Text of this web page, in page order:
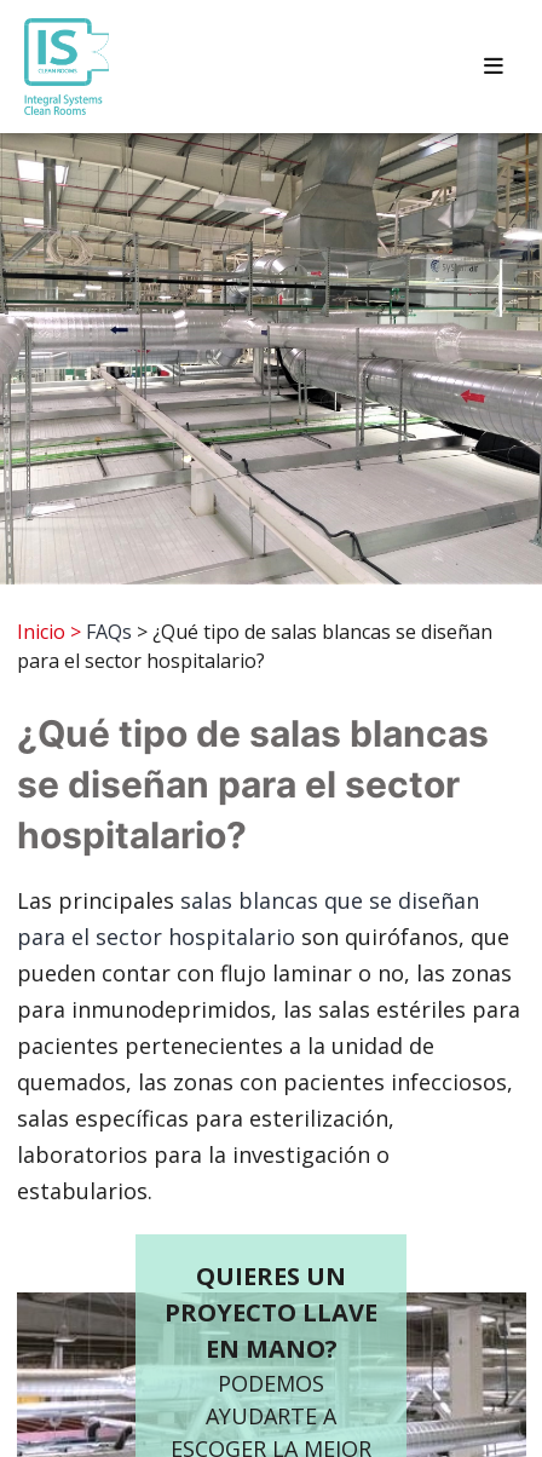
Inicio > FAQs > ¿Qué tipo de salas blancas se diseñan
para el sector hospitalario?
¿Qué tipo de salas blancas
se diseñan para el sector
hospitalario?
Las principales salas blancas que se diseñan
para el sector hospitalario son quirófanos, que
pueden contar con flujo laminar o no, las zonas
para inmunodeprimidos, las salas estériles para
pacientes pertenecientes a la unidad de
quemados, las zonas con pacientes infecciosos,
salas específicas para esterilización,
laboratorios para la investigación o
estabularios.
QUIERES UN
PROYECTO LLAVE
EN MANO?
PODEMOS
AYUDARTE A
ESCOGER LA MEJOR